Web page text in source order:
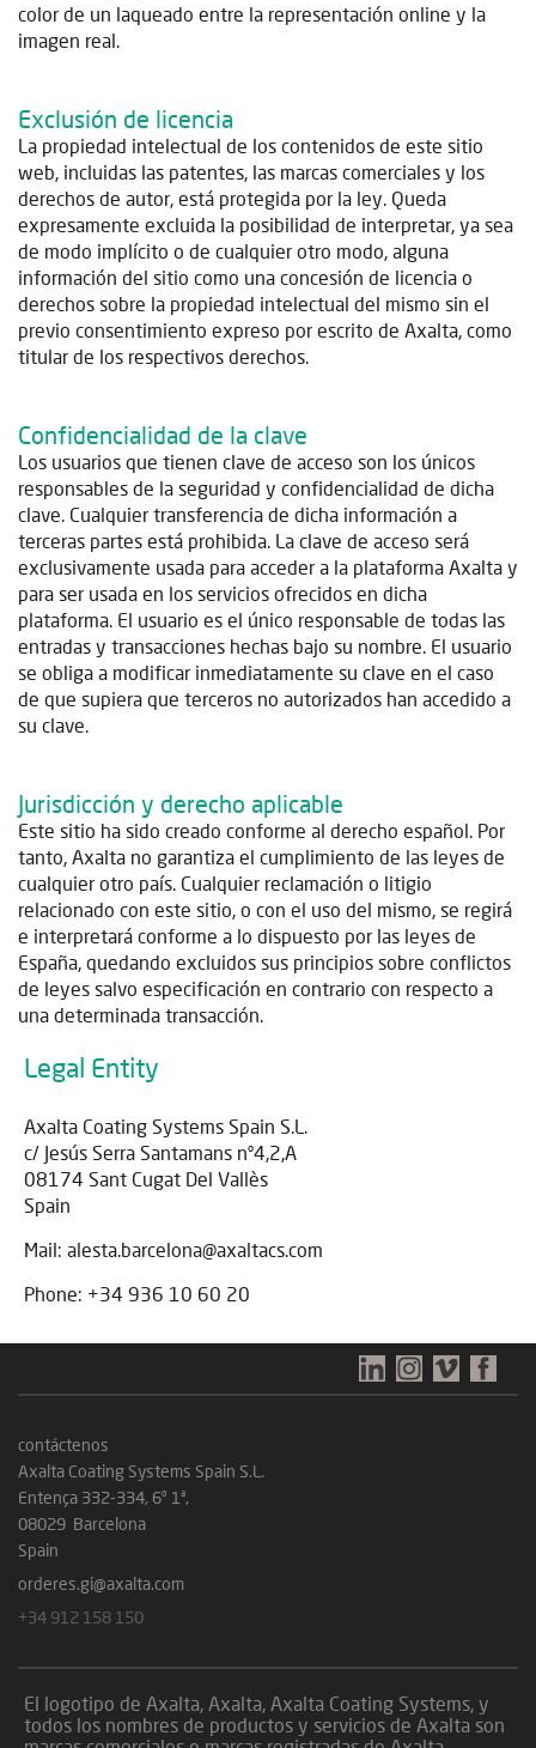
color de un laqueado entre la representación online y la
imagen real.
Exclusión de licencia
La propiedad intelectual de los contenidos de este sitio
web, incluidas las patentes, las marcas comerciales y los
derechos de autor, está protegida por la ley. Queda
expresamente excluida la posibilidad de interpretar, ya sea
de modo implícito o de cualquier otro modo, alguna
información del sitio como una concesión de licencia o
derechos sobre la propiedad intelectual del mismo sin el
previo consentimiento expreso por escrito de Axalta, como
titular de los respectivos derechos.
Confidencialidad de la clave
Los usuarios que tienen clave de acceso son los únicos
responsables de la seguridad y confidencialidad de dicha
clave. Cualquier transferencia de dicha información a
terceras partes está prohibida. La clave de acceso será
exclusivamente usada para acceder a la plataforma Axalta y
para ser usada en los servicios ofrecidos en dicha
plataforma. El usuario es el único responsable de todas las
entradas y transacciones hechas bajo su nombre. El usuario
se obliga a modificar inmediatamente su clave en el caso
de que supiera que terceros no autorizados han accedido a
su clave.
Jurisdicción y derecho aplicable
Este sitio ha sido creado conforme al derecho español. Por
tanto, Axalta no garantiza el cumplimiento de las leyes de
cualquier otro país. Cualquier reclamación o litigio
relacionado con este sitio, o con el uso del mismo, se regirá
e interpretará conforme a lo dispuesto por las leyes de
España, quedando excluidos sus principios sobre conflictos
de leyes salvo especificación en contrario con respecto a
una determinada transacción.
Legal Entity
Axalta Coating Systems Spain S.L.
c/ Jesús Serra Santamans nº4,2,A
08174 Sant Cugat Del Vallès
Spain
Mail: alesta.barcelona@axaltacs.com
Phone: +34 936 10 60 20
contáctenos
Axalta Coating Systems Spain S.L.
Entença 332-334, 6º 1ª,
08029 Barcelona
Spain
orderes.gi@axalta.com
+34 912 158 150
El logotipo de Axalta, Axalta, Axalta Coating Systems, y
todos los nombres de productos y servicios de Axalta son